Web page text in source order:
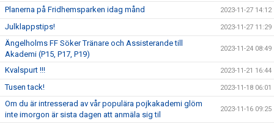
Planerna på Fridhemsparken idag månd 2023-11-27 14:12
Julklappstips! 2023-11-27 11:29
Ängelholms FF Söker Tränare och Assisterande till
Akademi (P15, P17, P19)
2023-11-24 08:49
Kvalspurt !!! 2023-11-21 16:44
Tusen tack! 2023-11-18 06:01
Om du är intresserad av vår populära pojkakademi glöm
inte imorgon är sista dagen att anmäla sig til
2023-11-16 09:25